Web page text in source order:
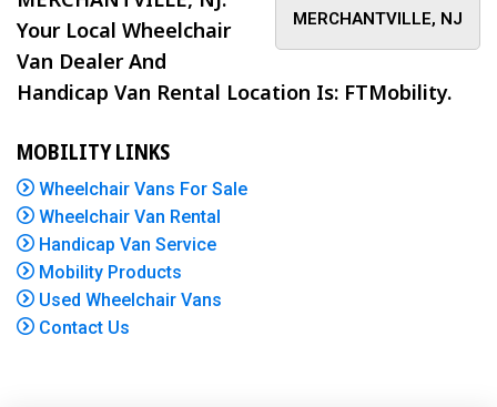
MERCHANTVILLE, NJ
Your Local Wheelchair
Van Dealer And
Handicap Van Rental Location Is: FTMobility.
MOBILITY LINKS
Wheelchair Vans For Sale
Wheelchair Van Rental
Handicap Van Service
Mobility Products
Used Wheelchair Vans
Contact Us